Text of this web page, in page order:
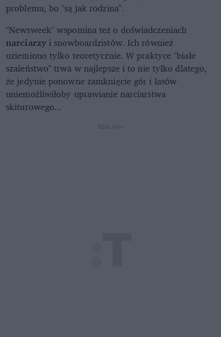
problemu, bo "są jak rodzina".
"Newsweek" wspomina też o doświadczeniach
narciarzyi snowboardzistów. Ich również
uziemiono tylko teoretycznie. W praktyce "białe
szaleństwo" trwa w najlepsze i to nie tylko dlatego,
że jedynie ponowne zamknięcie gór i lasów
uniemożliwiłoby uprawianie narciarstwa
skiturowego...
REKLAMA